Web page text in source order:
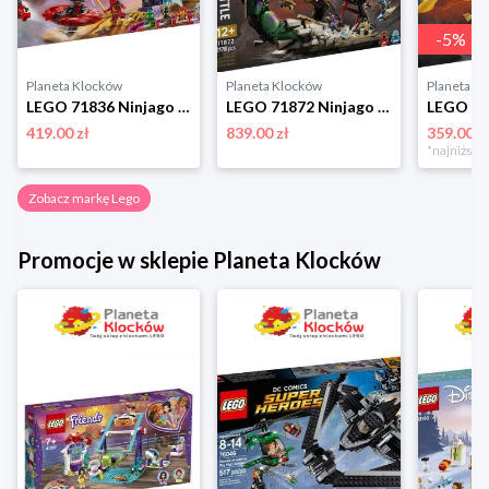
Planeta Klocków
LEGO 71836 Ninjago Arcysmok skupienia Lego
419.00 zł
Planeta Klocków
LEGO 71872 Ninjago Bitwa z Ultrasmokiem Lego
839.00 zł
-5%
Planeta
359.00 zł
Zobacz markę Lego
Promocje w sklepie Planeta Klocków